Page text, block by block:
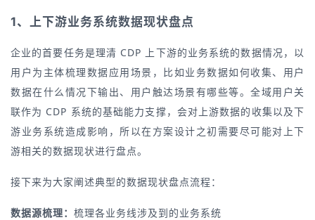
1、上下游业务系统数据现状盘点
企业的首要任务是理清 CDP 上下游的业务系统的数据情况，以
用户为主体梳理数据应用场景，比如业务数据如何收集、用户
数据在什么情况下输出、用户触达场景有哪些等。全域用户关
联作为 CDP 系统的基础能力支撑，会对上游数据的收集以及下
游业务系统造成影响，所以在方案设计之初需要尽可能对上下
游相关的数据现状进行盘点。
接下来为大家阐述典型的数据现状盘点流程：
数据源梳理： 梳理各业务线涉及到的业务系统